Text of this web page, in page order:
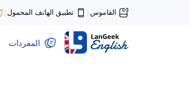
القاموس | تطبيق الهاتف المحمول |
المفردات